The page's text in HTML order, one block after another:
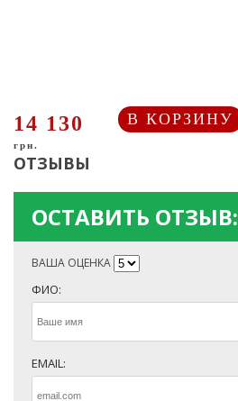
14 130
грн.
В КОРЗИНУ
ОТЗЫВЫ
ОСТАВИТЬ ОТЗЫВ:
ВАША ОЦЕНКА
ФИО:
EMAIL: